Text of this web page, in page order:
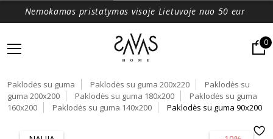
Nemokamas pristatymas visoje Lietuvoje nuo 50 eur
0
Paklodės su guma Paklodės su guma 200x220
Paklodės su
guma 200x200
Paklodės su guma 180x200
Paklodės su guma
160x200
Paklodės su guma 140x200 Paklodės su guma 90x200